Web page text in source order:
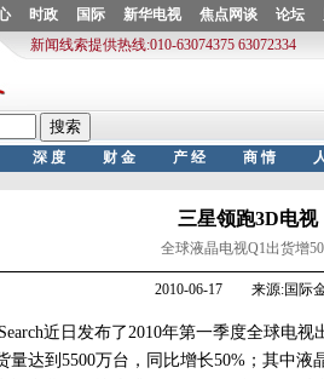
三星领跑3D电视
全球液晶电视Q1出货增
2010-06-17 来源:国际
近日发布了2010年第一季度全球电视
到5500万台，同比增长50%；其中液